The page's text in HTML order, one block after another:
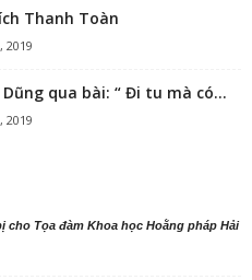
Thanh Toàn
2019
qua bài: “ Đi tu mà có...
2019
cho Tọa đàm Khoa học Hoằng pháp Hải